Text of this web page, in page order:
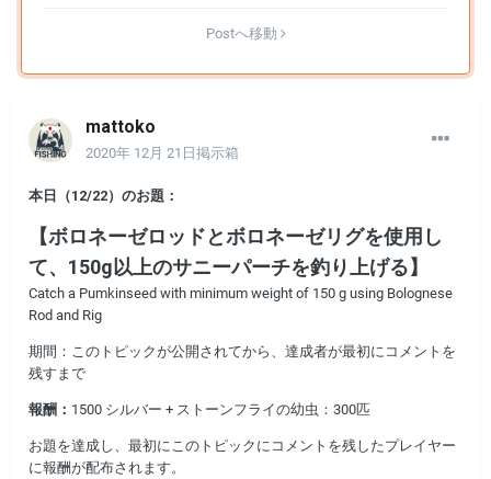
Postへ移動
mattoko
2020年 12月 21日 掲示箱
本日（12/22）のお題：
【ボロネーゼロッドとボロネーゼリグを使用し
て、150g以上のサニーパーチを釣り上げる】
Catch a Pumkinseed with minimum weight of 150 g using Bolognese
Rod and Rig
期間：このトピックが公開されてから、達成者が最初にコメントを
残すまで
報酬： 1500 シルバー + ストーンフライの幼虫：300匹
お題を達成し、最初にこのトピックにコメントを残したプレイヤー
に報酬が配布されます。